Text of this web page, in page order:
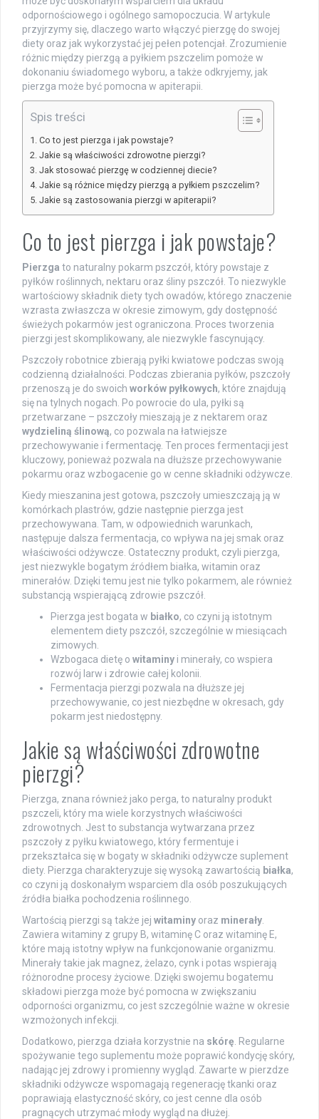
odpornościowego i ogólnego samopoczucia. W artykule
przyjrzymy się, dlaczego warto włączyć pierzgę do swojej
diety oraz jak wykorzystać jej pełen potencjał. Zrozumienie
różnic między pierzgą a pyłkiem pszczelim pomoże w
dokonaniu świadomego wyboru, a także odkryjemy, jak
pierzga może być pomocna w apiterapii.
Spis treści
Co to jest pierzga i jak powstaje?
Jakie są właściwości zdrowotne pierzgi?
Jak stosować pierzgę w codziennej diecie?
Jakie są różnice między pierzgą a pyłkiem pszczelim?
Jakie są zastosowania pierzgi w apiterapii?
Co to jest pierzga i jak powstaje?
Pierzga to naturalny pokarm pszczół, który powstaje z
pyłków roślinnych, nektaru oraz śliny pszczół. To niezwykle
wartościowy składnik diety tych owadów, którego znaczenie
wzrasta zwłaszcza w okresie zimowym, gdy dostępność
świeżych pokarmów jest ograniczona. Proces tworzenia
pierzgi jest skomplikowany, ale niezwykle fascynujący.
Pszczoły robotnice zbierają pyłki kwiatowe podczas swoją
codzienną działalności. Podczas zbierania pyłków, pszczoły
przenoszą je do swoich worków pyłkowych, które znajdują
się na tylnych nogach. Po powrocie do ula, pyłki są
przetwarzane – pszczoły mieszają je z nektarem oraz
wydzieliną ślinową, co pozwala na łatwiejsze
przechowywanie i fermentację. Ten proces fermentacji jest
kluczowy, ponieważ pozwala na dłuższe przechowywanie
pokarmu oraz wzbogacenie go w cenne składniki odżywcze.
Kiedy mieszanina jest gotowa, pszczoły umieszczają ją w
komórkach plastrów, gdzie następnie pierzga jest
przechowywana. Tam, w odpowiednich warunkach,
następuje dalsza fermentacja, co wpływa na jej smak oraz
właściwości odżywcze. Ostateczny produkt, czyli pierzga,
jest niezwykle bogatym źródłem białka, witamin oraz
minerałów. Dzięki temu jest nie tylko pokarmem, ale również
substancją wspierającą zdrowie pszczół.
Pierzga jest bogata w białko, co czyni ją istotnym
elementem diety pszczół, szczególnie w miesiącach
zimowych.
Wzbogaca dietę o witaminy i minerały, co wspiera
rozwój larw i zdrowie całej kolonii.
Fermentacja pierzgi pozwala na dłuższe jej
przechowywanie, co jest niezbędne w okresach, gdy
pokarm jest niedostępny.
Jakie są właściwości zdrowotne
pierzgi?
Pierzga, znana również jako perga, to naturalny produkt
pszczeli, który ma wiele korzystnych właściwości
zdrowotnych. Jest to substancja wytwarzana przez
pszczoły z pyłku kwiatowego, który fermentuje i
przekształca się w bogaty w składniki odżywcze suplement
diety. Pierzga charakteryzuje się wysoką zawartością białka,
co czyni ją doskonałym wsparciem dla osób poszukujących
źródła białka pochodzenia roślinnego.
Wartością pierzgi są także jej witaminy oraz minerały
Zawiera witaminy z grupy B, witaminę C oraz witaminę E,
które mają istotny wpływ na funkcjonowanie organizmu.
Minerały takie jak magnez, żelazo, cynk i potas wspierają
różnorodne procesy życiowe. Dzięki swojemu bogatemu
składowi pierzga może być pomocna w zwiększaniu
odporności organizmu, co jest szczególnie ważne w okresie
wzmożonych infekcji.
Dodatkowo, pierzga działa korzystnie na skórę . Regularne
spożywanie tego suplementu może poprawić kondycję skóry,
nadając jej zdrowy i promienny wygląd. Zawarte w pierzdze
składniki odżywcze wspomagają regenerację tkanki oraz
poprawiają elastyczność skóry, co jest cenne dla osób
pragnących utrzymać młody wygląd na dłużej.